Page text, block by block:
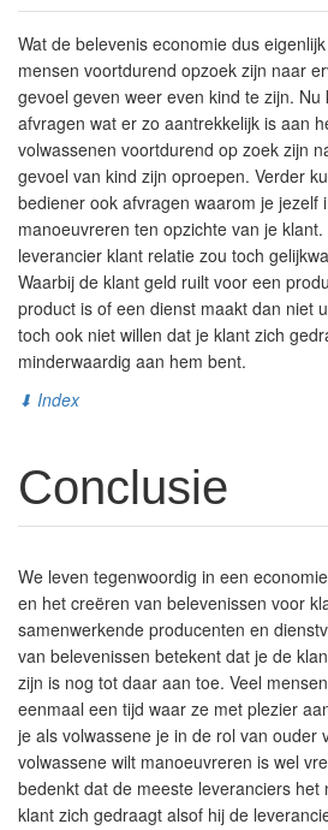
Wat de belevenis economie dus
mensen voortdurend opzoek zijn naar
gevoel geven weer even kind te zijn.
afvragen wat er zo aantrekkelijk is aan
volwassenen voortdurend op zoek zijn
gevoel van kind zijn oproepen. Verder
bediener ook afvragen waarom je jezelf
manoeuvreren ten opzichte van je
leverancier klant relatie zou toch
Waarbij de klant geld ruilt voor een
product is of een dienst maakt dan niet
toch ook niet willen dat je klant zich
minderwaardig aan hem bent.
⬇ Index
Conclusie
We leven tegenwoordig in een
en het creëren van belevenissen voor
samenwerkende producenten en
van belevenissen betekent dat je de
zijn is nog tot daar aan toe. Veel
eenmaal een tijd waar ze met plezier
je als volwassene je in de rol van ouder
volwassene wilt manoeuvreren is wel
bedenkt dat de meeste leveranciers het
klant zich gedraagt alsof hij de